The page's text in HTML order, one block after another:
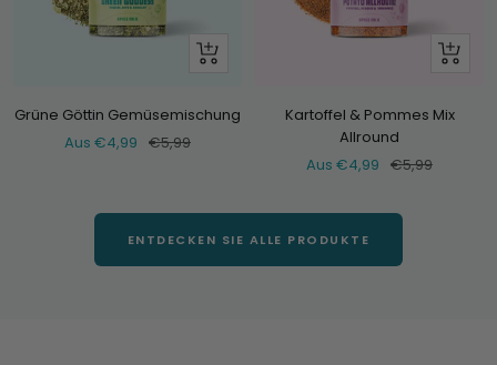
Schau
Grüne Göttin Gemüsemischung
Verkaufspreis
Aus €4,99 Normaler
€5,99
Schau
Kartoffel & Pommes Mix
Allround
Verkaufspreis
Aus €4,99 Normaler
€5,99
ENTDECKEN SIE ALLE PRODUKTE